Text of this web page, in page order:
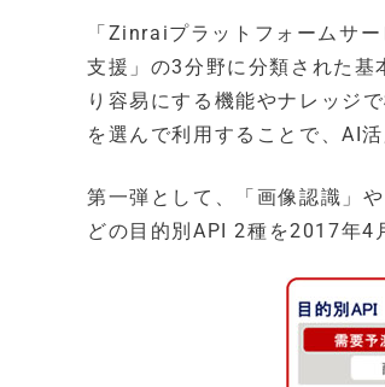
「Zinraiプラットフォームサ
支援」の3分野に分類された
り容易にする機能やナレッジ
を選んで利用することで、AI
第一弾として、「画像認識」
どの目的別API 2種を2017年4